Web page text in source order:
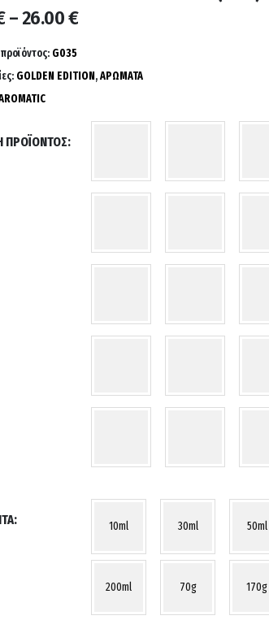
–26.00€Price
through
G035
GOLDEN EDITION,ΑΡΩΜΑΤΑ
ΠΡΟΪΌΝΤΟΣ
10ml 30ml 50ml
200ml 70g 170g